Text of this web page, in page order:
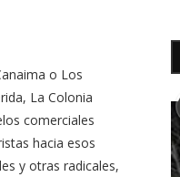
o Los
La Colonia
comerciales
hacia esos
y otras radicales,